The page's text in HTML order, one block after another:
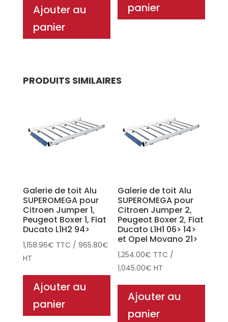
Ajouter au
panier
panier
PRODUITS SIMILAIRES
Galerie de toit Alu
SUPEROMEGA pour
Citroen Jumper 1,
Peugeot Boxer 1, Fiat
Ducato L1H2 94>
1,158.96€ TTC / 965.80€
HT
Ajouter au
panier
Galerie de toit Alu
SUPEROMEGA pour
Citroen Jumper 2,
Peugeot Boxer 2, Fiat
Ducato L1H1 06> 14>
et Opel Movano 21>
1,254.00€ TTC /
1,045.00€ HT
Ajouter au
panier